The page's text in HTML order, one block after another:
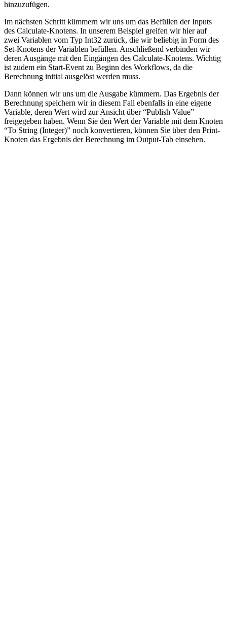
hinzuzufügen.
Im nächsten Schritt kümmern wir uns um das Befüllen der Inputs
des Calculate-Knotens. In unserem Beispiel greifen wir hier auf
zwei Variablen vom Typ Int32 zurück, die wir beliebig in Form des
Set-Knotens der Variablen befüllen. Anschließend verbinden wir
deren Ausgänge mit den Eingängen des Calculate-Knotens. Wichtig
ist zudem ein Start-Event zu Beginn des Workflows, da die
Berechnung initial ausgelöst werden muss.
Dann können wir uns um die Ausgabe kümmern. Das Ergebnis der
Berechnung speichern wir in diesem Fall ebenfalls in eine eigene
Variable, deren Wert wird zur Ansicht über “Publish Value”
freigegeben haben. Wenn Sie den Wert der Variable mit dem Knoten
“To String (Integer)” noch konvertieren, können Sie über den Print-
Knoten das Ergebnis der Berechnung im Output-Tab einsehen.